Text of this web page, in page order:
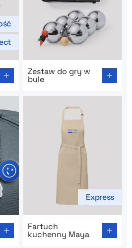
Zestaw do gry w
bule
Express
Fartuch
kuchenny Maya